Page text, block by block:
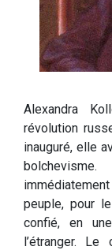
Alexandra
révolution
inauguré, elle
peuple, pour
confié, en
l’étranger.